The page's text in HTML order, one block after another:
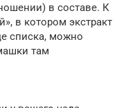
в составе. К
в котором экстракт
списка, можно
там